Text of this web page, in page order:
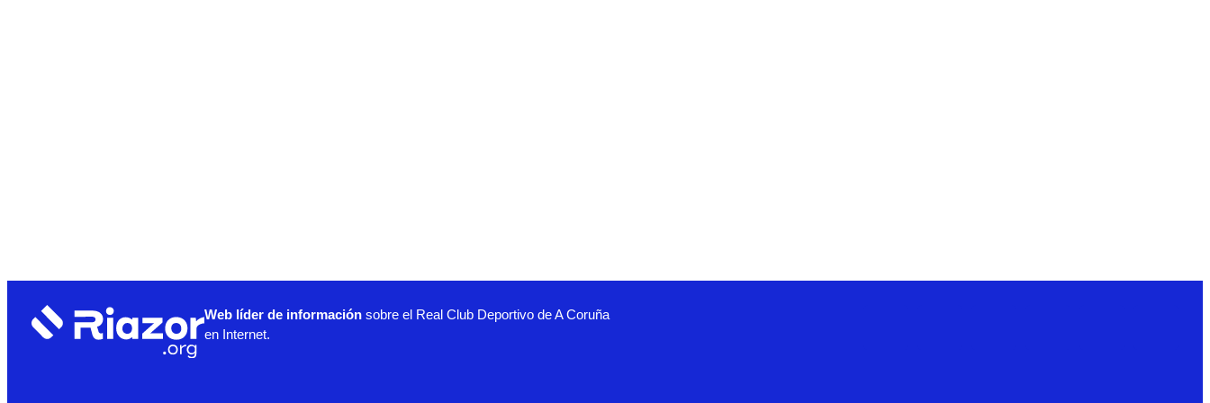
Web líder de informaciónsobre el Real Club Deportivo de A Coruña
en Internet.